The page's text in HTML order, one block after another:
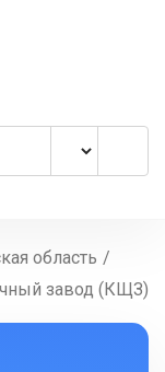
область /
завод (КЩЗ)